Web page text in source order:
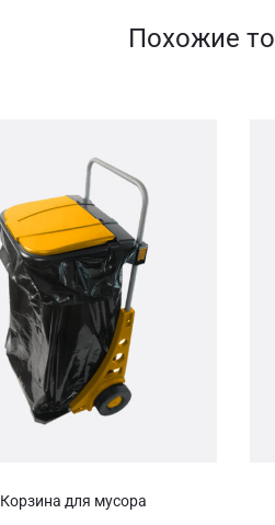
Похожие
Корзина для мусора